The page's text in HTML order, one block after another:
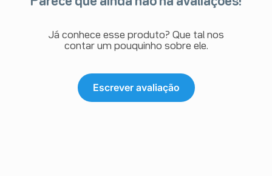
Já conhece esse produto? Que tal nos
contar um pouquinho sobre ele.
Escrever avaliação